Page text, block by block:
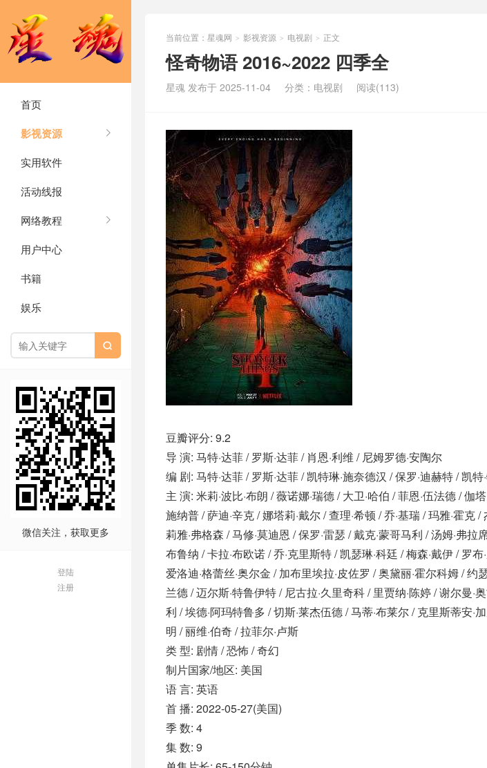
首页
影视资源
实用软件
活动线报
网络教程
用户中心
书籍
娱乐

微信关注，获取更多
登陆
注册
当前位置： 星魂网 > 影视资源 > 电视剧 > 正文
怪奇物语 2016~2022 四季全
星魂 发布于 2025-11-04 分类： 电视剧 阅读(113)
豆瓣评分: 9.2
导 演: 马特·达菲 / 罗斯·达菲 / 肖恩·利维 / 尼姆罗德·安陶尔
编 剧: 马特·达菲 / 罗斯·达菲 / 凯特琳·施奈德汉 / 保罗·迪赫特 / 凯
主 演: 米莉·波比·布朗 / 薇诺娜·瑞德 / 大卫·哈伯 / 菲恩·伍法德 / 伽
施纳普 / 萨迪·辛克 / 娜塔莉·戴尔 / 查理·希顿 / 乔·基瑞 / 玛雅·霍克
莉雅·弗格森 / 马修·莫迪恩 / 保罗·雷瑟 / 戴克·蒙哥马利 / 汤姆·弗拉
布鲁纳 / 卡拉·布欧诺 / 乔·克里斯特 / 凯瑟琳·科廷 / 梅森·戴伊 / 罗
爱洛迪·格蕾丝·奥尔金 / 加布里埃拉·皮佐罗 / 奥黛丽·霍尔科姆 / 约
兰德 / 迈尔斯·特鲁伊特 / 尼古拉·久里奇科 / 里贾纳·陈婷 / 谢尔曼·
利 / 埃德·阿玛特鲁多 / 切斯·莱杰伍德 / 马蒂·布莱尔 / 克里斯蒂安·
明 / 丽维·伯奇 / 拉菲尔·卢斯
类 型: 剧情 / 恐怖 / 奇幻
制片国家/地区: 美国
语 言: 英语
首 播: 2022-05-27(美国)
季 数: 4
集 数: 9